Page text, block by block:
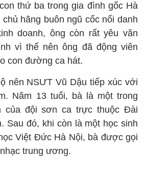
thứ ba trong gia đình gốc Hà
hãng buôn ngũ cốc nổi danh
doanh, ông còn rất yêu văn
vì thế nên ông đã động viên
con đường ca hát.
nên NSƯT Vũ Dậu tiếp xúc với
Năm 13 tuổi, bà là một trong
của đội sơn ca trực thuộc Đài
Sau đó, khi còn là một học sinh
Việt Đức Hà Nội, bà được gọi
trung ương.